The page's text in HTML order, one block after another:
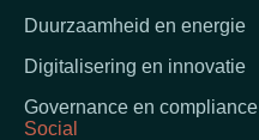
Duurzaamheid en energie
Digitalisering en innovatie
Governance en compliance
Social